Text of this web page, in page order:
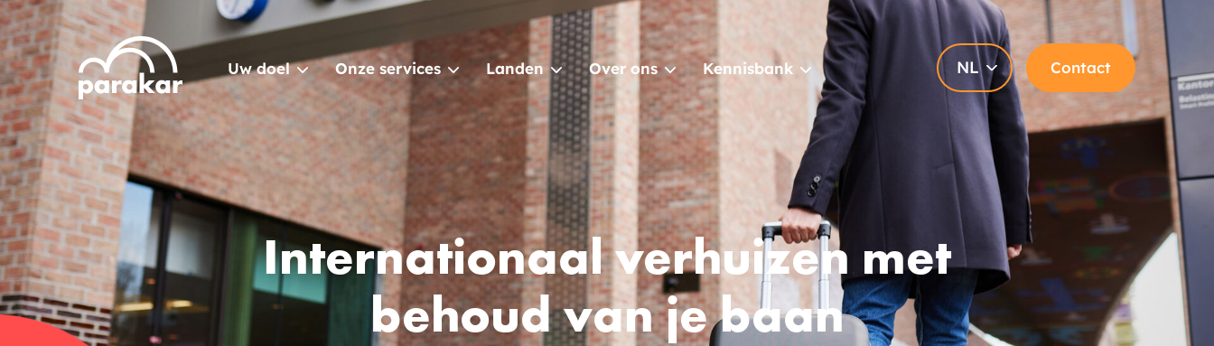
Uw doel Onze services Landen Over ons Kennisbank NL Contact
Internationaal verhuizen met
behoud van je baan